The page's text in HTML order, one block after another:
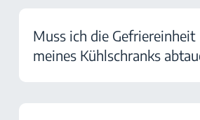
Muss ich die Gefriereinheit
meines Kühlschranks